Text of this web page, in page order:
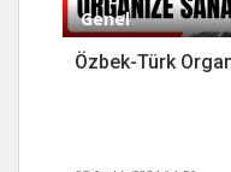
Genel
Özbek-Türk